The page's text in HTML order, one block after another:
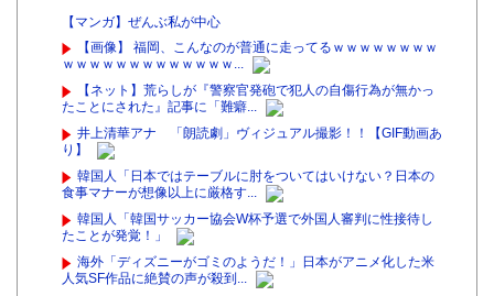
【マンガ】ぜんぶ私が中心
【画像】 福岡、こんなのが普通に走ってるｗｗｗｗｗｗｗｗ
ｗｗｗｗｗｗｗｗｗｗｗｗｗ...
【ネット】荒らしが『警察官発砲で犯人の自傷行為が無かっ
たことにされた』記事に「難癖...
井上清華アナ 「朗読劇」ヴィジュアル撮影！！【GIF動画あ
り】
韓国人「日本ではテーブルに肘をついてはいけない？日本の
食事マナーが想像以上に厳格す...
韓国人「韓国サッカー協会W杯予選で外国人審判に性接待し
たことが発覚！」
海外「ディズニーがゴミのようだ！」日本がアニメ化した米
人気SF作品に絶賛の声が殺到...